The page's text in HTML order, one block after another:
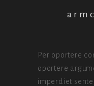
Per oportere
oportere
imperdiet